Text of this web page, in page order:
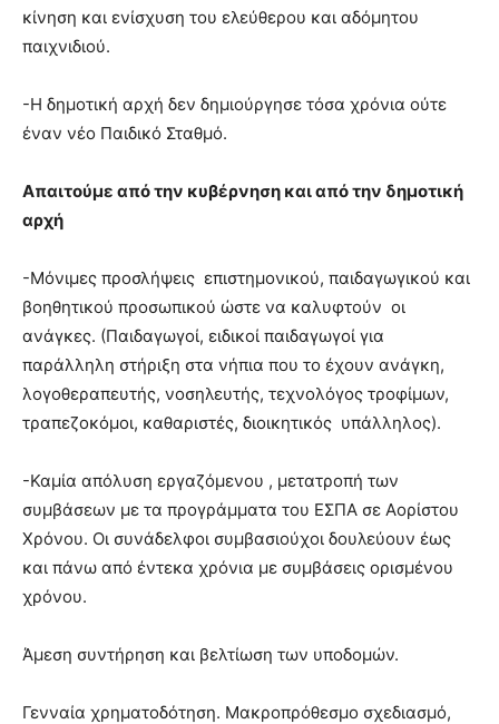
κίνηση και ενίσχυση του ελεύθερου και αδόμητου
παιχνιδιού.
-Η δημοτική αρχή δεν δημιούργησε τόσα χρόνια ούτε
έναν νέο Παιδικό Σταθμό.
Απαιτούμε από την κυβέρνηση και από την δημοτική
αρχή
-Μόνιμες προσλήψεις επιστημονικού, παιδαγωγικού και
βοηθητικού προσωπικού ώστε να καλυφτούν οι
ανάγκες. (Παιδαγωγοί, ειδικοί παιδαγωγοί για
παράλληλη στήριξη στα νήπια που το έχουν ανάγκη,
λογοθεραπευτής, νοσηλευτής, τεχνολόγος τροφίμων,
τραπεζοκόμοι, καθαριστές, διοικητικός υπάλληλος).
-Καμία απόλυση εργαζόμενου , μετατροπή των
συμβάσεων με τα προγράμματα του ΕΣΠΑ σε Αορίστου
Χρόνου. Οι συνάδελφοι συμβασιούχοι δουλεύουν έως
και πάνω από έντεκα χρόνια με συμβάσεις ορισμένου
χρόνου.
Άμεση συντήρηση και βελτίωση των υποδομών.
Γενναία χρηματοδότηση. Μακροπρόθεσμο σχεδιασμό,